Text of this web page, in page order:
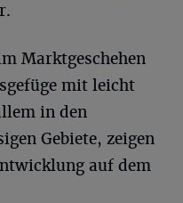
Marktgeschehen
mit leicht
in den
Gebiete, zeigen
auf dem